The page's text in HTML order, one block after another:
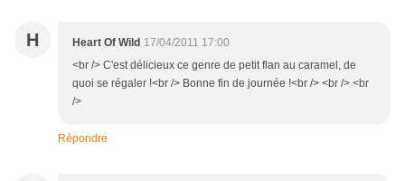
H Heart Of Wild 17/04/2011 17:00
<br /> C'est délicieux ce genre de petit flan au caramel, de
quoi se régaler !<br /> Bonne fin de journée !<br /> <br /> <br
/>
Répondre